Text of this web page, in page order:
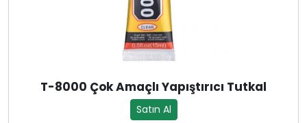
T-8000 Çok Amaçlı Yapıştırıcı Tutkal
Satın Al